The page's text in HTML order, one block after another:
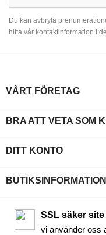
Du kan avbryta
hitta vår kontaktinformation i
VÅRT FÖRETAG
BRA ATT VETA SOM
DITT KONTO
BUTIKSINFORMATION
SSL säker site
vi använder oss